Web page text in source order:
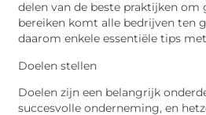
delen van de beste praktijken
bereiken komt alle bedrijven ten
daarom enkele essentiële tips
Doelen stellen
Doelen zijn een belangrijk
succesvolle onderneming, en